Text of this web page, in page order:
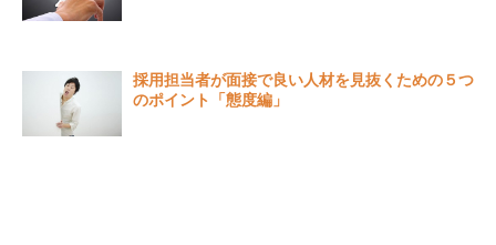
採用担当者が面接で良い人材を見抜くための５つ
のポイント「態度編」